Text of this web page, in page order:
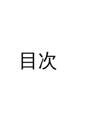
目次